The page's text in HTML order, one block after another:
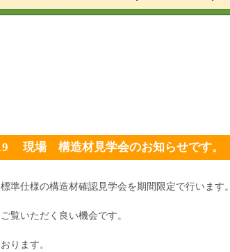
現場 構造材見学会のお知らせです。
準仕様の構造材確認見学会を期間限定で行います。
覧いただく良い機会です。
ります。